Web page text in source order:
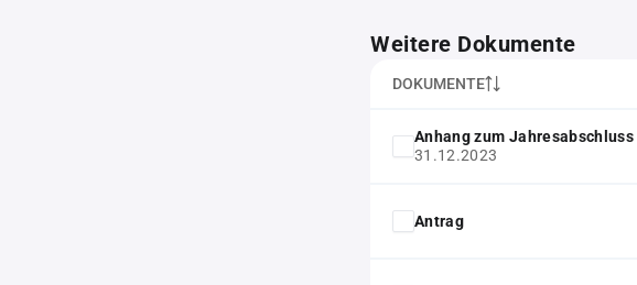
Weitere Dokumente
DOKUMENTE
Anhang zum Jahresabschluss
31.12.2023
Antrag